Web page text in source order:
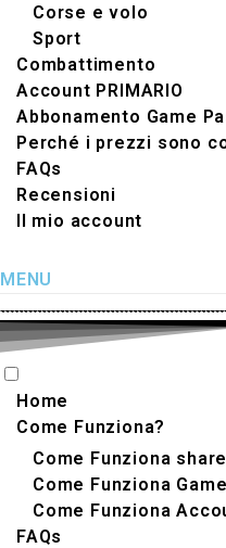
Corse e volo
Sport
Combattimento
Account PRIMARIO
Abbonamento Game
Perché i prezzi sono
FAQs
Recensioni
Il mio account
MENU
Home
Come Funziona?
Come Funziona
Come Funziona
Come Funziona
FAQs